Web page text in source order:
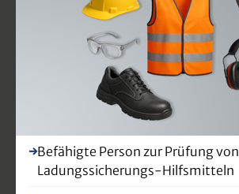
Befähigte Person zur Prüfung von
Ladungssicherungs-Hilfsmitteln